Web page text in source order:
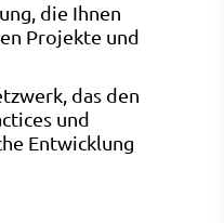
die Ihnen
Projekte und
das den
und
Entwicklung